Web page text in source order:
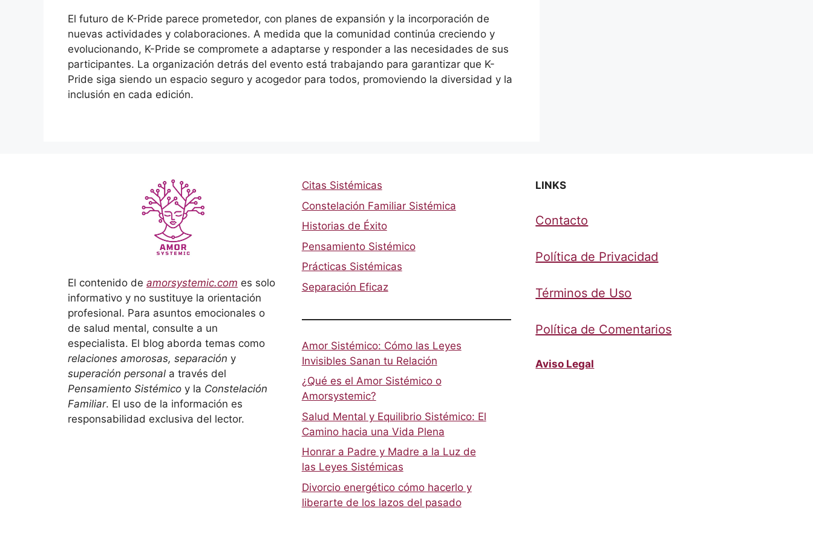
El futuro de K-Pride parece prometedor, con planes de expansión y la incorporación de
nuevas actividades y colaboraciones. A medida que la comunidad continúa creciendo y
evolucionando, K-Pride se compromete a adaptarse y responder a las necesidades de sus
participantes. La organización detrás del evento está trabajando para garantizar que K-
Pride siga siendo un espacio seguro y acogedor para todos, promoviendo la diversidad y la
inclusión en cada edición.
El contenido de amorsystemic.com es solo
informativo y no sustituye la orientación
profesional. Para asuntos emocionales o
de salud mental, consulte a un
especialista. El blog aborda temas como
relaciones amorosas, separación y
superación personal a través del
Pensamiento Sistémico y la Constelación
Familiar. El uso de la información es
responsabilidad exclusiva del lector.
Citas Sistémicas
Constelación Familiar Sistémica
Historias de Éxito
Pensamiento Sistémico
Prácticas Sistémicas
Separación Eficaz
Amor Sistémico: Cómo las Leyes
Invisibles Sanan tu Relación
¿Qué es el Amor Sistémico o
Amorsystemic?
Salud Mental y Equilibrio Sistémico: El
Camino hacia una Vida Plena
Honrar a Padre y Madre a la Luz de
las Leyes Sistémicas
Divorcio energético cómo hacerlo y
liberarte de los lazos del pasado
LINKS
Contacto
Política de Privacidad
Términos de Uso
Política de Comentarios
Aviso Legal